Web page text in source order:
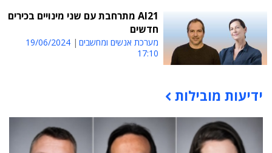
AI21 מתרחבת עם שני מינויים בכירים
חדשים
מערכת אנשים ומחשבים
19/06/2024
17:10
תוכן פרסומי
ידיעות מובילות